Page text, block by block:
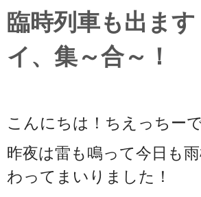
臨時列車も出ま
イ、集～合～！
こんにちは！ちえっちーで
昨夜は雷も鳴って今日も
わってまいりました！